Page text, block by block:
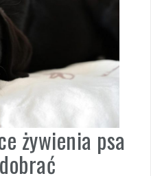
żywienia psa